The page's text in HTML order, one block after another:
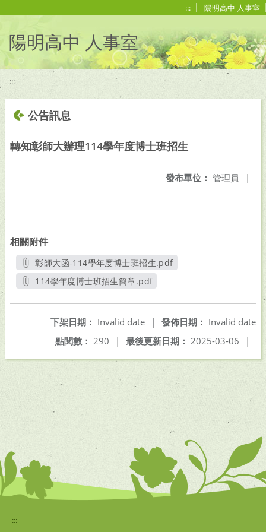
::: 陽明高中 人事室
陽明高中 人事室
:::
公告訊息
轉知彰師大辦理114學年度博士班招生
發布單位： 管理員 |
相關附件
彰師大函-114學年度博士班招生.pdf
另開新視窗
114學年度博士班招生簡章.pdf
發佈日期： Invalid date
下架日期： Invalid date
|
最後更新日期： 2025-03-06 |
點閱數： 290 |
:::